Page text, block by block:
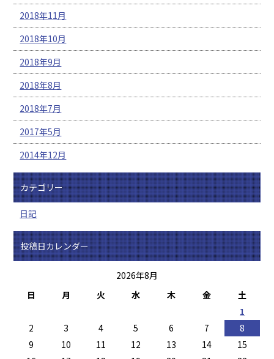
2018年11月
2018年10月
2018年9月
2018年8月
2018年7月
2017年5月
2014年12月
カテゴリー
日記
投稿日カレンダー
2026年8月
日
月 火 水 木 金
土
1
2
3 4 5 6 7
8
9
10 11 12 13 14
15